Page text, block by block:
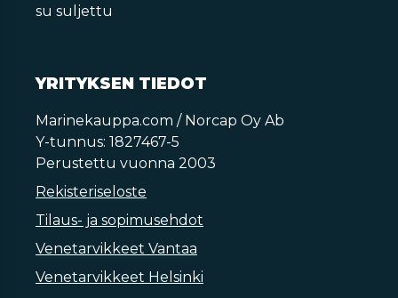
su suljettu
YRITYKSEN TIEDOT
Marinekauppa.com / Norcap Oy Ab
Y-tunnus: 1827467-5
Perustettu vuonna 2003
Rekisteriseloste
Tilaus- ja sopimusehdot
Venetarvikkeet Vantaa
Venetarvikkeet Helsinki